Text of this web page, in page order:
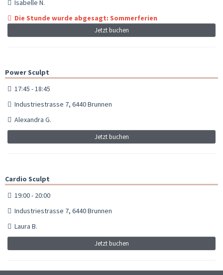
Isabelle N.
Die Stunde wurde abgesagt: Sommerferien
Jetzt buchen
Power Sculpt
17:45 - 18:45
Industriestrasse 7, 6440 Brunnen
Alexandra G.
Jetzt buchen
Cardio Sculpt
19:00 - 20:00
Industriestrasse 7, 6440 Brunnen
Laura B.
Jetzt buchen